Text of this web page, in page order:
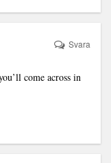
come across in
Svara